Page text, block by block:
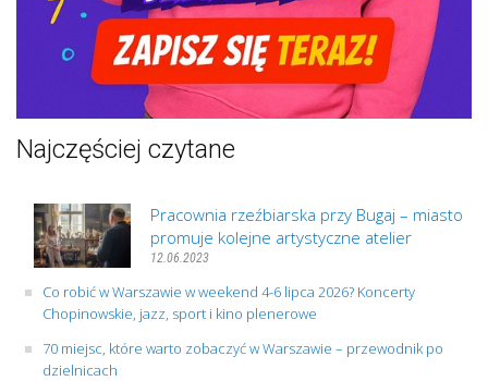
Najczęściej czytane
Pracownia rzeźbiarska przy Bugaj – miasto
promuje kolejne artystyczne atelier
12.06.2023
Co robić w Warszawie w weekend 4-6 lipca 2026? Koncerty
Chopinowskie, jazz, sport i kino plenerowe
70 miejsc, które warto zobaczyć w Warszawie – przewodnik po
dzielnicach